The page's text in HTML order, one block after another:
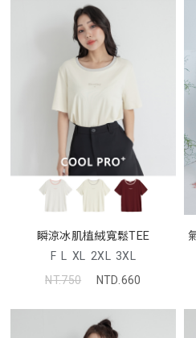
瞬涼冰肌植絨寬鬆TEE
F L XL 2XL 3XL
NT.750
NTD.660